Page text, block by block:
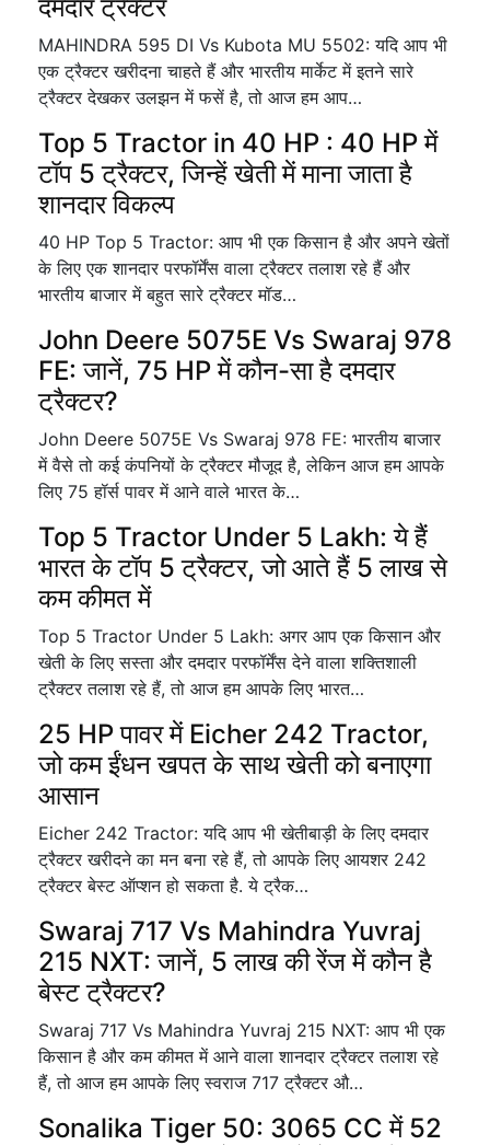
दमदार ट्रैक्टर
MAHINDRA 595 DI Vs Kubota MU 5502: यदि आप भी
एक ट्रैक्टर खरीदना चाहते हैं और भारतीय मार्केट में इतने सारे
ट्रैक्टर देखकर उलझन में फसें है, तो आज हम आप…
Top 5 Tractor in 40 HP : 40 HP में
टॉप 5 ट्रैक्टर, जिन्हें खेती में माना जाता है
शानदार विकल्प
40 HP Top 5 Tractor: आप भी एक किसान है और अपने खेतों
के लिए एक शानदार परफॉर्मेंस वाला ट्रैक्टर तलाश रहे हैं और
भारतीय बाजार में बहुत सारे ट्रैक्टर मॉड…
John Deere 5075E Vs Swaraj 978
FE: जानें, 75 HP में कौन-सा है दमदार
ट्रैक्टर?
John Deere 5075E Vs Swaraj 978 FE: भारतीय बाजार
में वैसे तो कई कंपनियों के ट्रैक्टर मौजूद है, लेकिन आज हम आपके
लिए 75 हॉर्स पावर में आने वाले भारत के…
Top 5 Tractor Under 5 Lakh: ये हैं
भारत के टॉप 5 ट्रैक्टर, जो आते हैं 5 लाख से
कम कीमत में
Top 5 Tractor Under 5 Lakh: अगर आप एक किसान और
खेती के लिए सस्ता और दमदार परफॉर्मेंस देने वाला शक्तिशाली
ट्रैक्टर तलाश रहे हैं, तो आज हम आपके लिए भारत…
25 HP पावर में Eicher 242 Tractor,
जो कम ईंधन खपत के साथ खेती को बनाएगा
आसान
Eicher 242 Tractor: यदि आप भी खेतीबाड़ी के लिए दमदार
ट्रैक्टर खरीदने का मन बना रहे हैं, तो आपके लिए आयशर 242
ट्रैक्टर बेस्ट ऑप्शन हो सकता है. ये ट्रैक…
Swaraj 717 Vs Mahindra Yuvraj
215 NXT: जानें, 5 लाख की रेंज में कौन है
बेस्ट ट्रैक्टर?
Swaraj 717 Vs Mahindra Yuvraj 215 NXT: आप भी एक
किसान है और कम कीमत में आने वाला शानदार ट्रैक्टर तलाश रहे
हैं, तो आज हम आपके लिए स्वराज 717 ट्रैक्टर औ…
Sonalika Tiger 50: 3065 CC में 52